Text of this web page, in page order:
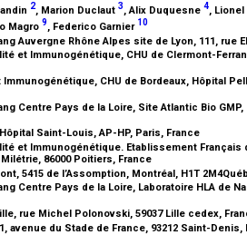
2, Marion Duclaut 3, Alix Duquesne 4,
Magro 9, Federico Garnier 10
Auvergne Rhône Alpes site de Lyon, 111, rue
et Immunogénétique, CHU de Clermont-
CHU de Bordeaux, Hôpital
Centre Pays de la Loire, Site Atlantic Bio
Saint-Louis, AP-HP, Paris, France
et Immunogénétique. Etablissement
86000 Poitiers, France
5415 de l’Assomption, Montréal, H1T
Centre Pays de la Loire, Laboratoire HLA de
rue Michel Polonovski, 59037 Lille cedex,
avenue du Stade de France, 93212 Saint-Denis,